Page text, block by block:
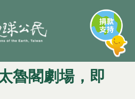
魯閣劇場，即